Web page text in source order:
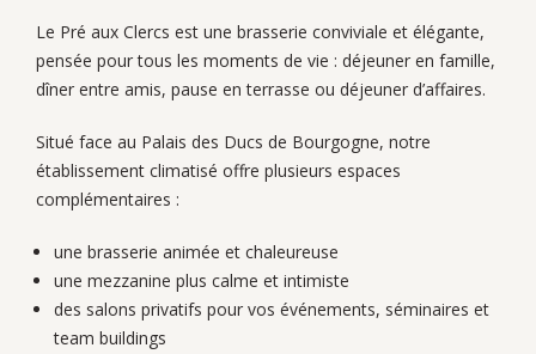
Le Pré aux Clercs est une brasserie conviviale et élégante,
pensée pour tous les moments de vie : déjeuner en famille,
dîner entre amis, pause en terrasse ou déjeuner d’affaires.
Situé face au Palais des Ducs de Bourgogne, notre
établissement climatisé offre plusieurs espaces
complémentaires :
une brasserie animée et chaleureuse
une mezzanine plus calme et intimiste
des salons privatifs pour vos événements, séminaires et
team buildings